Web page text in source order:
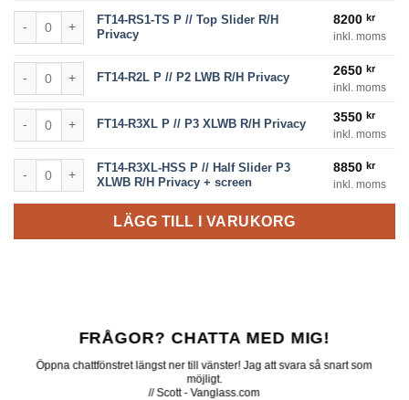
FT14-RS1-TS P // Top Slider R/H Privacy mängd
FT14-RS1-TS P // Top Slider R/H
Privacy
8200kr
inkl. moms
FT14-R2L P // P2 LWB R/H Privacy mängd
FT14-R2L P // P2 LWB R/H Privacy 2650kr
inkl. moms
FT14-R3XL P // P3 XLWB R/H Privacy mängd
FT14-R3XL P // P3 XLWB R/H Privacy 3550kr
inkl. moms
FT14-R3XL-HSS P // Half Slider P3 XLWB R/H Privacy + screen mängd
FT14-R3XL-HSS P // Half Slider P3
XLWB R/H Privacy + screen
8850kr
inkl. moms
LÄGG TILL I VARUKORG
FRÅGOR? CHATTA MED MIG!
Öppna chattfönstret längst ner till vänster! Jag att svara så snart som
möjligt.
// Scott - Vanglass.com